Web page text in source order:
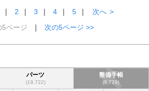
｜ 2 ｜ 3 ｜ 4 ｜ 5 ｜ 次へ >
5ページ
｜ 次の5ページ >>
パーツ
(19,722)
整備手帳
(8,729)